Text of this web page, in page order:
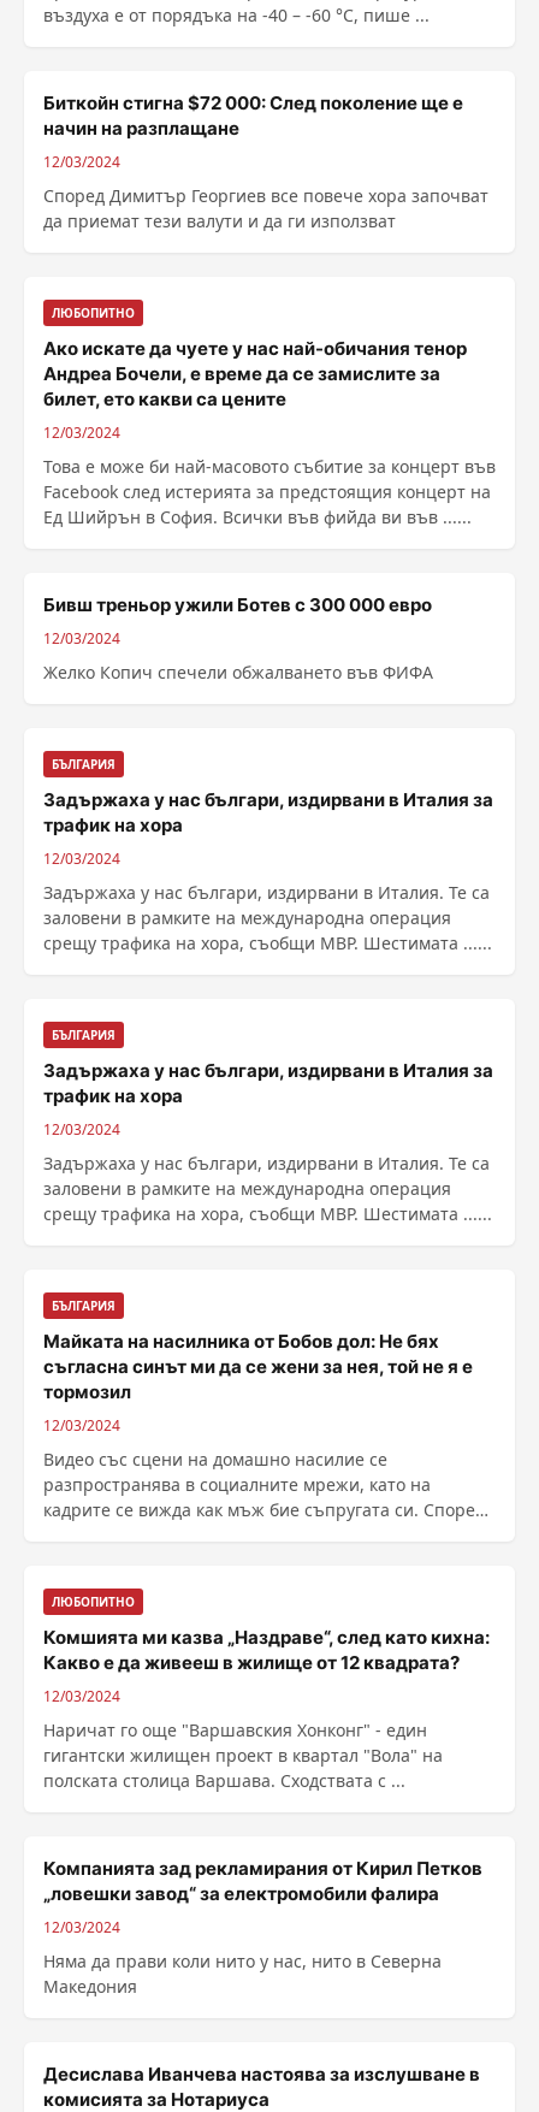
въздуха е от порядъка на -40 – -60 °C, пише ...
Биткойн стигна $72 000: След поколение ще е
начин на разплащане
12/03/2024
Според Димитър Георгиев все повече хора започват
да приемат тези валути и да ги използват
ЛЮБОПИТНО
Ако искате да чуете у нас най-обичания тенор
Андреа Бочели, е време да се замислите за
билет, ето какви са цените
12/03/2024
Това е може би най-масовото събитие за концерт във
Facebook след истерията за предстоящия концерт на
Ед Шийрън в София. Всички във фийда ви във ......
Бивш треньор ужили Ботев с 300 000 евро
12/03/2024
Желко Копич спечели обжалването във ФИФА
БЪЛГАРИЯ
Задържаха у нас българи, издирвани в Италия за
трафик на хора
12/03/2024
Задържаха у нас българи, издирвани в Италия. Те са
заловени в рамките на международна операция
срещу трафика на хора, съобщи МВР. Шестимата ......
БЪЛГАРИЯ
Задържаха у нас българи, издирвани в Италия за
трафик на хора
12/03/2024
Задържаха у нас българи, издирвани в Италия. Те са
заловени в рамките на международна операция
срещу трафика на хора, съобщи МВР. Шестимата ......
БЪЛГАРИЯ
Майката на насилника от Бобов дол: Не бях
съгласна синът ми да се жени за нея, той не я е
тормозил
12/03/2024
Видео със сцени на домашно насилие се
разпространява в социалните мрежи, като на
кадрите се вижда как мъж бие съпругата си. Според
ЛЮБОПИТНО
Комшията ми казва „Наздраве“, след като кихна:
Какво е да живееш в жилище от 12 квадрата?
12/03/2024
Наричат го още "Варшавския Хонконг" - един
гигантски жилищен проект в квартал "Вола" на
полската столица Варшава. Сходствата с ...
Компанията зад рекламирания от Кирил Петков
„ловешки завод“ за електромобили фалира
12/03/2024
Няма да прави коли нито у нас, нито в Северна
Македония
Десислава Иванчева настоява за изслушване в
комисията за Нотариуса